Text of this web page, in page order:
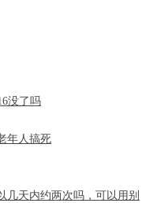
没了吗
年人搞死
几天内约两次吗，可以用别